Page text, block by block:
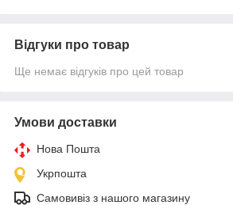
Відгуки про товар
Ще немає відгуків про цей товар
Умови доставки
Нова Пошта
Укрпошта
Самовивіз з нашого магазину